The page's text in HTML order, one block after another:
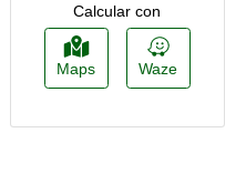
Cerca Al Aeropuerto
Lavanderia
Independiente
Calcular con
Maps Waze